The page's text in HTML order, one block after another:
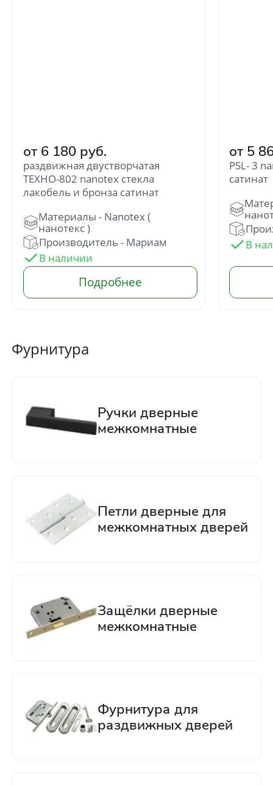
от 6 180 руб.
раздвижная двустворчатая
ТЕХНО-802 nanotex стекла
лакобель и бронза сатинат
Производитель - Мариам
от 5
PSL- 3
сатинат
Фурнитура
Отправить
персональных данных